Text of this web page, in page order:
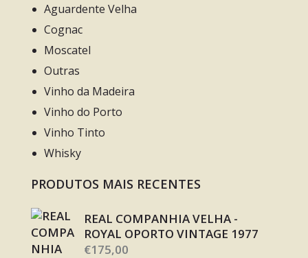
Aguardente Velha
Cognac
Moscatel
Outras
Vinho da Madeira
Vinho do Porto
Vinho Tinto
Whisky
PRODUTOS MAIS RECENTES
REAL COMPANHIA VELHA -
ROYAL OPORTO VINTAGE 1977
€175,00